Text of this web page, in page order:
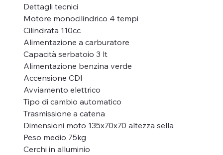
Dettagli tecnici
Motore monocilindrico 4 tempi
Cilindrata 110cc
Alimentazione a carburatore
Capacità serbatoio 3 lt
Alimentazione benzina verde
Accensione CDI
Avviamento elettrico
Tipo di cambio automatico
Trasmissione a catena
Dimensioni moto 135x70x70 altezza sella
Peso medio 75kg
Cerchi in alluminio